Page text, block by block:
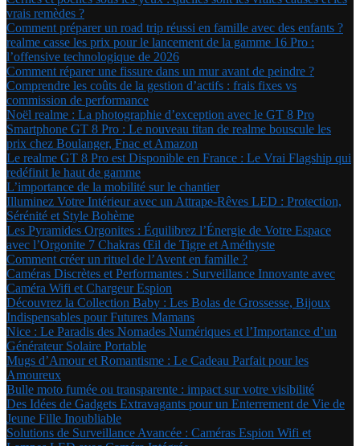
vrais remèdes ?
Comment préparer un road trip réussi en famille avec des enfants ?
realme casse les prix pour le lancement de la gamme 16 Pro :
l’offensive technologique de 2026
Comment réparer une fissure dans un mur avant de peindre ?
Comprendre les coûts de la gestion d’actifs : frais fixes vs
commission de performance
Noël realme : La photographie d’exception avec le GT 8 Pro
Smartphone GT 8 Pro : Le nouveau titan de realme bouscule les
prix chez Boulanger, Fnac et Amazon
Le realme GT 8 Pro est Disponible en France : Le Vrai Flagship qui
redéfinit le haut de gamme
L’importance de la mobilité sur le chantier
Illuminez Votre Intérieur avec un Attrape-Rêves LED : Protection,
Sérénité et Style Bohème
Les Pyramides Orgonites : Équilibrez l’Énergie de Votre Espace
avec l’Orgonite 7 Chakras Œil de Tigre et Améthyste
Comment créer un rituel de l’Avent en famille ?
Caméras Discrètes et Performantes : Surveillance Innovante avec
Caméra Wifi et Chargeur Espion
Découvrez la Collection Baby : Les Bolas de Grossesse, Bijoux
Indispensables pour Futures Mamans
Nice : Le Paradis des Nomades Numériques et l’Importance d’un
Générateur Solaire Portable
Mugs d’Amour et Romantisme : Le Cadeau Parfait pour les
Amoureux
Bulle moto fumée ou transparente : impact sur votre visibilité
Des Idées de Gadgets Extravagants pour un Enterrement de Vie de
Jeune Fille Inoubliable
Solutions de Surveillance Avancée : Caméras Espion Wifi et